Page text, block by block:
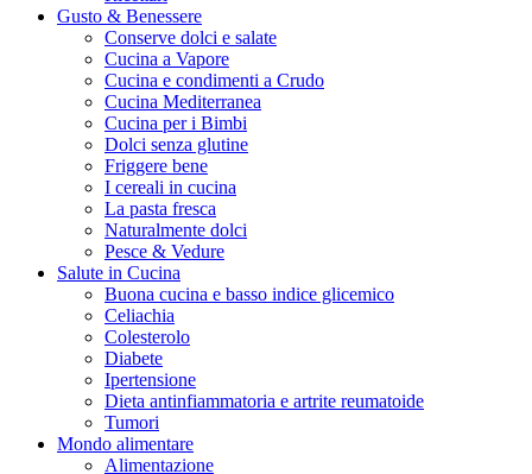
Gusto & Benessere
Conserve dolci e salate
Cucina a Vapore
Cucina e condimenti a Crudo
Cucina Mediterranea
Cucina per i Bimbi
Dolci senza glutine
Friggere bene
I cereali in cucina
La pasta fresca
Naturalmente dolci
Pesce & Vedure
Salute in Cucina
Buona cucina e basso indice glicemico
Celiachia
Colesterolo
Diabete
Ipertensione
Dieta antinfiammatoria e artrite reumatoide
Tumori
Mondo alimentare
Alimentazione